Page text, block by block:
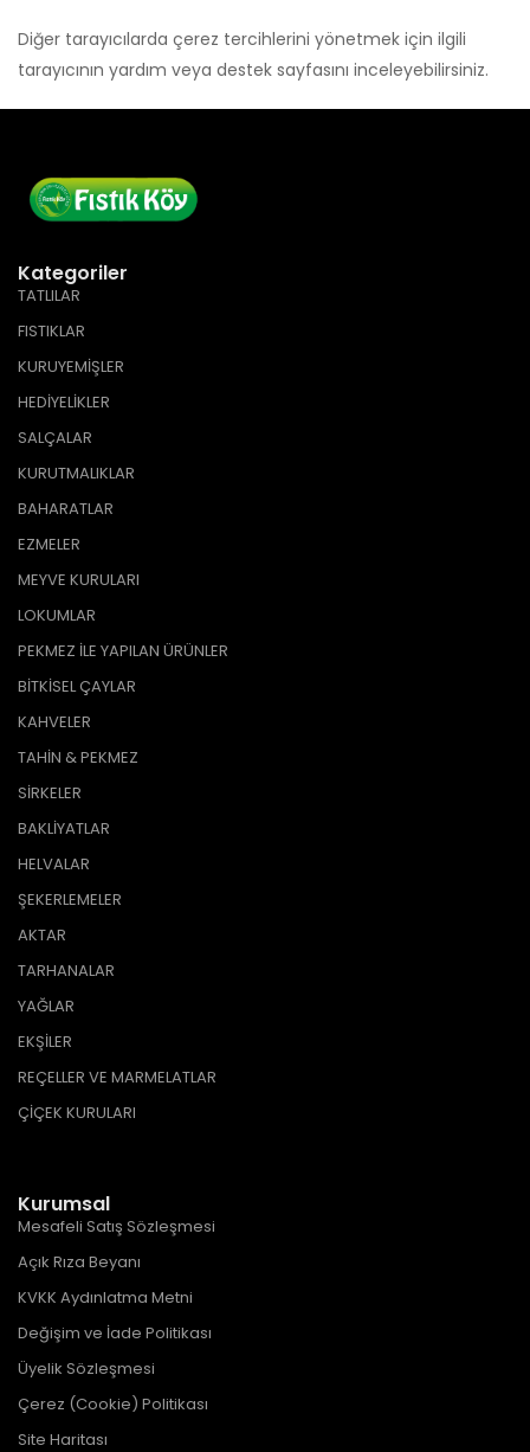
Diğer tarayıcılarda çerez tercihlerini yönetmek için ilgili
tarayıcının yardım veya destek sayfasını inceleyebilirsiniz.
Kategoriler
TATLILAR
FISTIKLAR
KURUYEMİŞLER
HEDİYELİKLER
SALÇALAR
KURUTMALIKLAR
BAHARATLAR
EZMELER
MEYVE KURULARI
LOKUMLAR
PEKMEZ İLE YAPILAN ÜRÜNLER
BİTKİSEL ÇAYLAR
KAHVELER
TAHİN & PEKMEZ
SİRKELER
BAKLİYATLAR
HELVALAR
ŞEKERLEMELER
AKTAR
TARHANALAR
YAĞLAR
EKŞİLER
REÇELLER VE MARMELATLAR
ÇİÇEK KURULARI
Kurumsal
Mesafeli Satış Sözleşmesi
Açık Rıza Beyanı
KVKK Aydınlatma Metni
Değişim ve İade Politikası
Üyelik Sözleşmesi
Çerez (Cookie) Politikası
Site Haritası